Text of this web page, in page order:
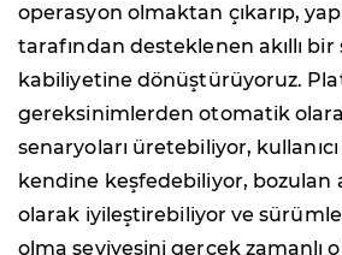
operasyon olmaktan çıkarıp,
tarafından desteklenen akıllı bir
kabiliyetine dönüştürüyoruz.
gereksinimlerden otomatik
senaryoları üretebiliyor,
kendine keşfedebiliyor, bozulan
olarak iyileştirebiliyor ve
olma seviyesini gerçek zamanlı